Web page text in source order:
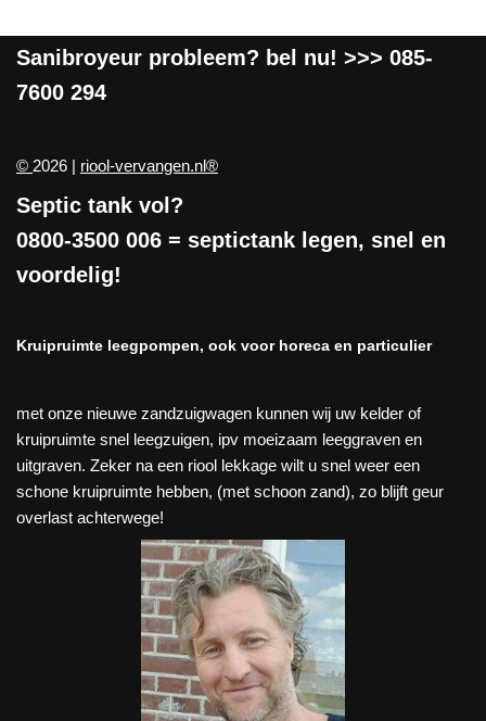
Sanibroyeur probleem? bel nu! >>> 085-
7600 294
© 2026 | riool-vervangen.nl®
Septic tank vol?
0800-3500 006 = septictank legen, snel en
voordelig!
Kruipruimte leegpompen, ook voor horeca en particulier
met onze nieuwe zandzuigwagen kunnen wij uw kelder of
kruipruimte snel leegzuigen, ipv moeizaam leeggraven en
uitgraven. Zeker na een riool lekkage wilt u snel weer een
schone kruipruimte hebben, (met schoon zand), zo blijft geur
overlast achterwege!